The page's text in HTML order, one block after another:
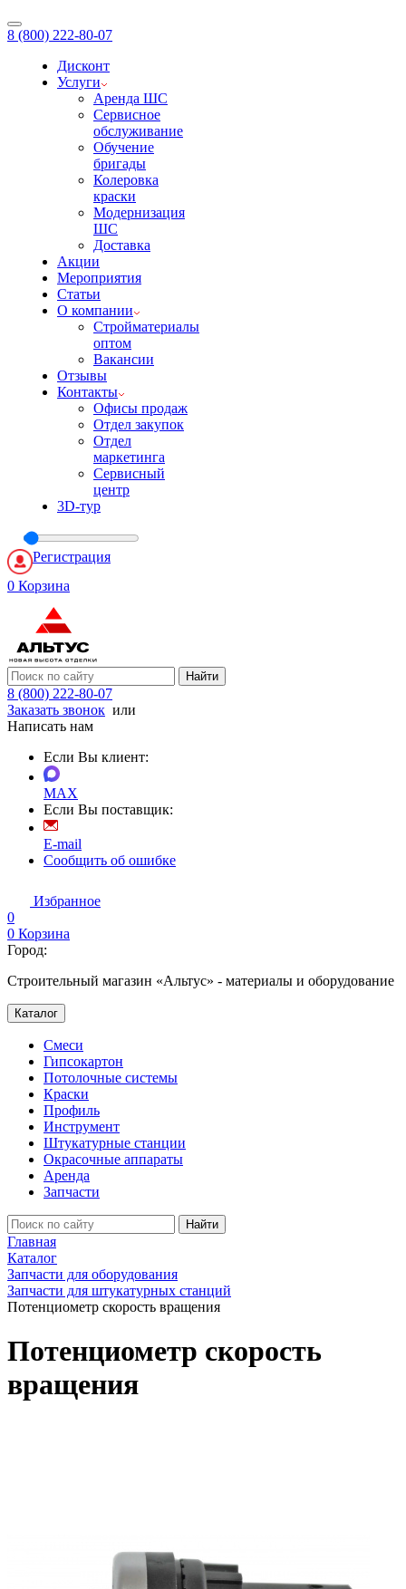
8 (800) 222-80-07
Дисконт
Услуги
Аренда ШС
Сервисное
обслуживание
Обучение
бригады
Колеровка
краски
Модернизация
ШС
Доставка
Акции
Мероприятия
Статьи
О компании
Стройматериалы
оптом
Вакансии
Отзывы
Контакты
Офисы продаж
Отдел закупок
Отдел
маркетинга
Сервисный
центр
3D-тур
Регистрация
0 Корзина
Найти
8 (800) 222-80-07
Заказать звонок или
Написать нам
Если Вы клиент:
MAX
Если Вы поставщик:
E-mail
Сообщить об ошибке
Избранное
0
0 Корзина
Город:
Строительный магазин «Альтус» - материалы и оборудование
Каталог
Смеси
Гипсокартон
Потолочные системы
Краски
Профиль
Инструмент
Штукатурные станции
Окрасочные аппараты
Аренда
Запчасти
Найти
Главная
Каталог
Запчасти для оборудования
Запчасти для штукатурных станций
Потенциометр скорость вращения
Потенциометр скорость
вращения